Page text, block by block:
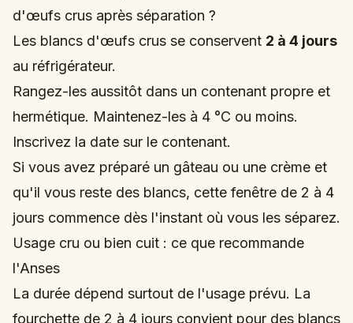
d'œufs crus après séparation ?
Les blancs d'œufs crus se conservent 2 à 4 jours
au réfrigérateur.
Rangez-les aussitôt dans un contenant propre et
hermétique. Maintenez-les à 4 °C ou moins.
Inscrivez la date sur le contenant.
Si vous avez préparé un gâteau ou une crème et
qu'il vous reste des blancs, cette fenêtre de 2 à 4
jours commence dès l'instant où vous les séparez.
Usage cru ou bien cuit : ce que recommande
l'Anses
La durée dépend surtout de l'usage prévu. La
fourchette de 2 à 4 jours convient pour des blancs